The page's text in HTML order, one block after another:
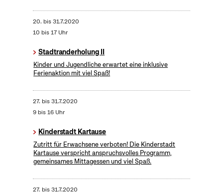
20. bis31.7.2020
10 bis 17 Uhr
Stadtranderholung II
Kinder und Jugendliche erwartet eine inklusive
Ferienaktion mit viel Spaß!
27. bis31.7.2020
9 bis 16 Uhr
Kinderstadt Kartause
Zutritt für Erwachsene verboten! Die Kinderstadt
Kartause verspricht anspruchsvolles Programm,
gemeinsames Mittagessen und viel Spaß.
27. bis31.7.2020